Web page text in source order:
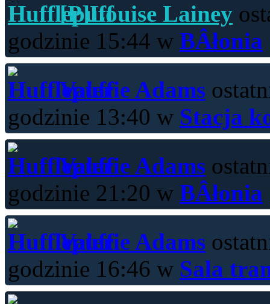
[P]Louise Lainey
godzinie 15:44 w BÂłonia
Valerie Adams
godzinie 13:40 w Stacja
Valerie Adams
godzinie 21:20 w BÂłonia
Valerie Adams
godzinie 16:46 w Sala